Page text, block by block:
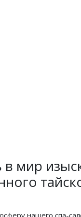
мир
нашего спа-